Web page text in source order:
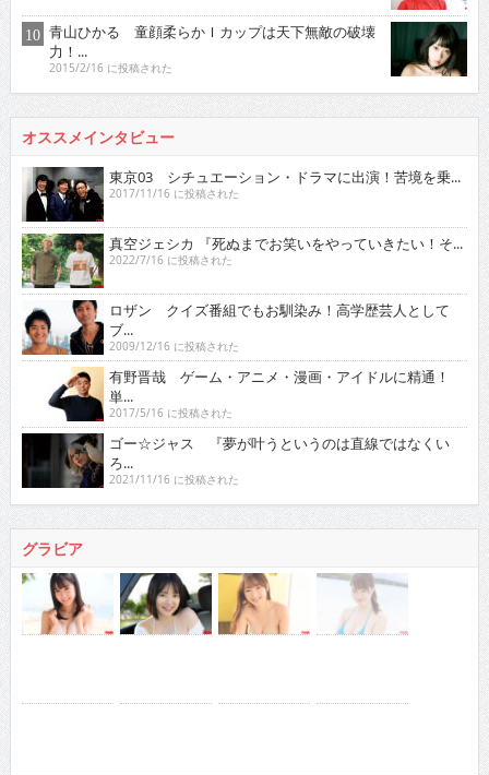
青山ひかる 童顔柔らかＩカップは天下無敵の破壊
力！...
2015/2/16 に投稿された
オススメインタビュー
東京03 シチュエーション・ドラマに出演！苦境を乗...
2017/11/16 に投稿された
真空ジェシカ 『死ぬまでお笑いをやっていきたい！そ...
2022/7/16 に投稿された
ロザン クイズ番組でもお馴染み！高学歴芸人として
ブ...
2009/12/16 に投稿された
有野晋哉 ゲーム・アニメ・漫画・アイドルに精通！
単...
2017/5/16 に投稿された
ゴー☆ジャス 『夢が叶うというのは直線ではなくい
ろ...
2021/11/16 に投稿された
グラビア